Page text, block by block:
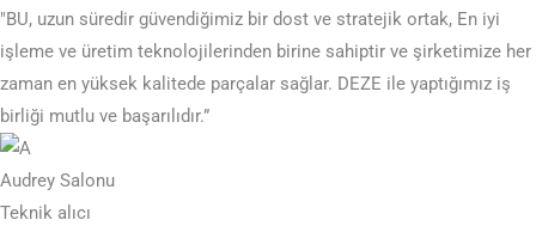
"BU, uzun süredir güvendiğimiz bir dost ve stratejik ortak, En iyi
işleme ve üretim teknolojilerinden birine sahiptir ve şirketimize her
zaman en yüksek kalitede parçalar sağlar. DEZE ile yaptığımız iş
birliği mutlu ve başarılıdır.”
Audrey Salonu
Teknik alıcı